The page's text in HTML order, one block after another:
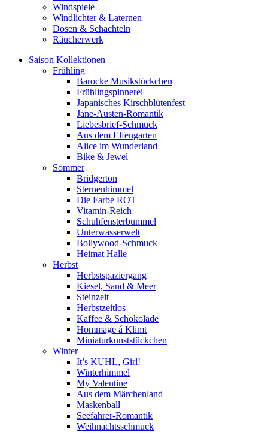
Windspiele
Windlichter & Laternen
Dosen & Schachteln
Räucherwerk
Saison Kollektionen
Frühling
Barocke Musikstückchen
Frühlingspinnerei
Japanisches Kirschblütenfest
Jane-Austen-Romantik
Liebesbrief-Schmuck
Aus dem Elfengarten
Alice im Wunderland
Bike & Jewel
Sommer
Bridgerton
Sternenhimmel
Die Farbe ROT
Vitamin-Reich
Schuhfensterbummel
Unterwasserwelt
Bollywood-Schmuck
Heimat Halle
Herbst
Herbstspaziergang
Kiesel, Sand & Meer
Steinzeit
Herbstzeitlos
Kaffee & Schokolade
Hommage á Klimt
Miniaturkunststückchen
Winter
It’s KUHL, Girl!
Winterhimmel
My Valentine
Aus dem Märchenland
Maskenball
Seefahrer-Romantik
Weihnachtsschmuck